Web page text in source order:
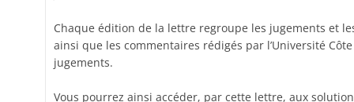
Chaque édition de la lettre regroupe les jugements et
ainsi que les commentaires rédigés par l’Université
jugements.
Vous pourrez ainsi accéder, par cette lettre, aux